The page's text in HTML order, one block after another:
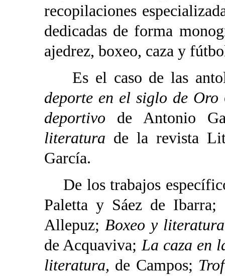
recopilaciones
dedicadas de forma
ajedrez, boxeo, caza y
Es el caso de las
deporte en el siglo de Oro
deportivo de Antonio
literatura de la revista
García.
De los trabajos
Paletta y Sáez de Ibarra;
Allepuz; Boxeo y literatura
de Acquaviva;La caza en
literatura, de Campos;